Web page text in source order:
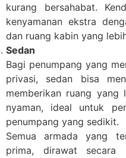
kurang bersahabat.
kenyamanan ekstra
dan ruang kabin yang
Sedan
Bagi penumpang yang
privasi, sedan bisa
memberikan ruang yang
nyaman, ideal untuk
penumpang yang sedikit.
Semua armada yang
prima, dirawat secara